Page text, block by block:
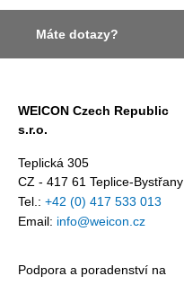
Máte dotazy?
WEICON Czech Republic
s.r.o.
Teplická 305
CZ - 417 61 Teplice-Bystřany
Tel.: +42 (0) 417 533 013
Email: info@weicon.cz
Podpora a poradenství na